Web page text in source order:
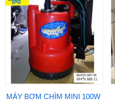
MÁY BƠM CHÌM MINI 100W